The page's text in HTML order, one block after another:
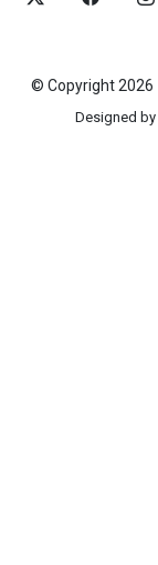
© Copyright2026
Designed by